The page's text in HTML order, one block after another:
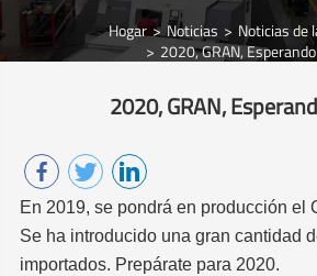
Hogar Noticias
Noticias de
2020, GRAN,
2020, GRAN,
En 2019, se pondrá en producción el
Se ha introducido una gran cantidad
importados. Prepárate para 2020.